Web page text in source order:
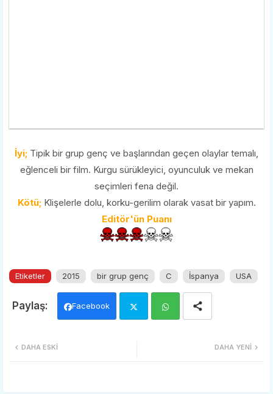
İyi; Tipik bir grup genç ve başlarından geçen olaylar temalı,
eğlenceli bir film. Kurgu sürükleyici, oyunculuk ve mekan
seçimleri fena değil.
Kötü;Klişelerle dolu, korku-gerilim olarak vasat bir yapım.
Editör'ün Puanı
Etiketler 2015 bir grup genç C İspanya USA
Facebook
DAHA YENI
DAHA ESKI